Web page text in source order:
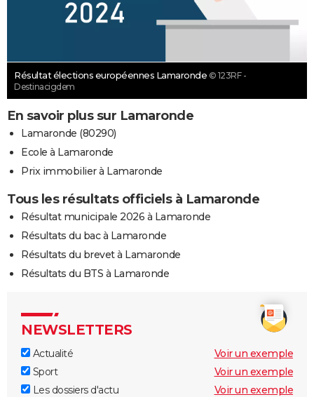
Résultat élections européennes Lamaronde © 123RF -
Destinacigdem
En savoir plus sur Lamaronde
Lamaronde (80290)
Ecole à Lamaronde
Prix immobilier à Lamaronde
Tous les résultats officiels à Lamaronde
Résultat municipale 2026 à Lamaronde
Résultats du bac à Lamaronde
Résultats du brevet à Lamaronde
Résultats du BTS à Lamaronde
NEWSLETTERS
Actualité
Voir un exemple
Sport
Voir un exemple
Les dossiers d'actu
Voir un exemple